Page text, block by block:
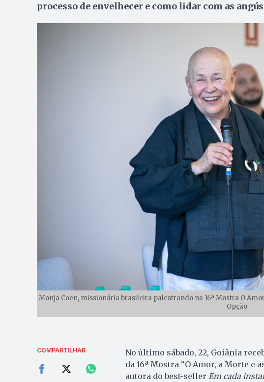
processo de envelhecer e como lidar com as
Monja Coen, missionária brasileira palestrando na 16ª Mostra O
Opção
COMPARTILHAR
No último sábado, 22, Goiânia
da 16ª Mostra “O Amor, a Morte e
autora do best-seller Em cada